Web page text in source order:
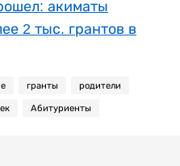
акиматы
2 тыс. грантов в
гранты родители
Абитуриенты